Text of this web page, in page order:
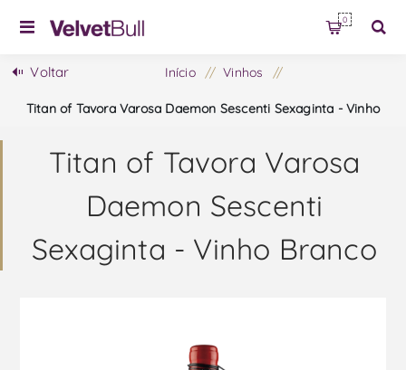
0
Voltar Início / Vinhos /
Titan of Tavora Varosa Daemon Sescenti Sexaginta - Vinho
Titan of Tavora Varosa
Daemon Sescenti
Sexaginta - Vinho Branco